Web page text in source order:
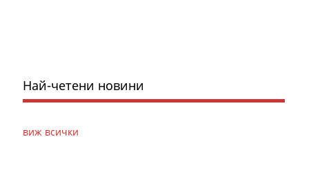
Най-четени новини
виж всички